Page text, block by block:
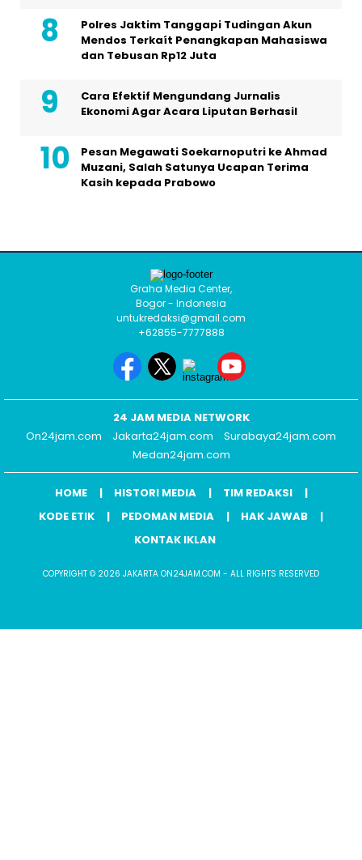
Polres Jaktim Tanggapi Tudingan Akun
Mendos Terkaít Penangkapan Mahasiswa
dan Tebusan Rp12 Juta
Cara Efektif Mengundang Jurnalis
Ekonomi Agar Acara Liputan Berhasil
Pesan Megawati Soekarnoputri ke Ahmad
Muzani, Salah Satunya Ucapan Terima
Kasih kepada Prabowo
Graha Media Center,
Bogor - Indonesia
untukredaksi@gmail.com
+62855-7777888
24 JAM MEDIA NETWORK
On24jam.com
Jakarta24jam.com
Surabaya24jam.com
Medan24jam.com
HOME HISTORI MEDIA
TIM REDAKSI
KODE ETIK
PEDOMAN MEDIA
HAK JAWAB
KONTAK IKLAN
COPYRIGHT © 2026 JAKARTA ON24JAM.COM - ALL RIGHTS RESERVED